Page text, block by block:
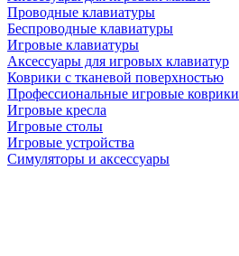
Проводные клавиатуры
Беспроводные клавиатуры
Игровые клавиатуры
Аксессуары для игровых клавиатур
Коврики с тканевой поверхностью
Профессиональные игровые коврики
Игровые кресла
Игровые столы
Игровые устройства
Симуляторы и аксессуары